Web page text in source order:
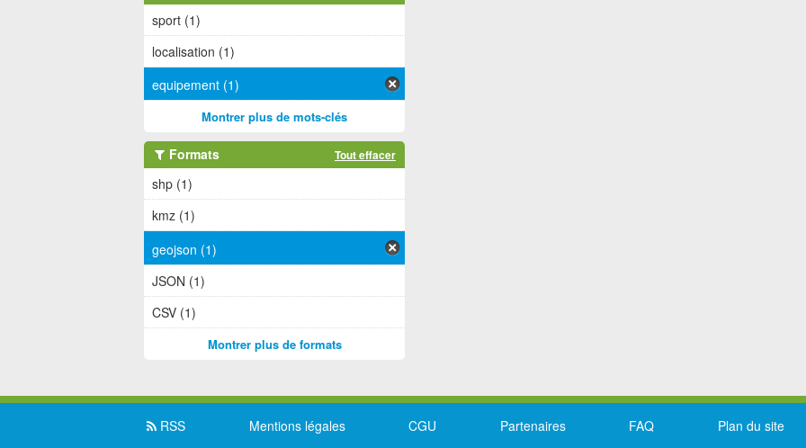
sport (1)
localisation (1)
equipement (1)
Montrer plus de mots-clés
Formats Tout effacer
shp (1)
kmz (1)
geojson (1)
JSON (1)
CSV (1)
Montrer plus de formats
RSS Mentions légales CGU Partenaires FAQ Plan du site